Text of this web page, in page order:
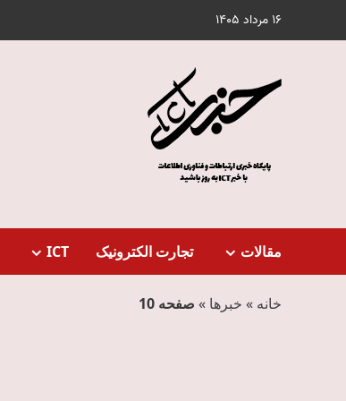
16 مرداد 1405
مقالات تجارت الکترونیک ICT
خانه » خبرها » صفحه 10